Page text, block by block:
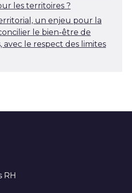
les territoires ?
un enjeu pour la
le bien-être de
le respect des limites
RH